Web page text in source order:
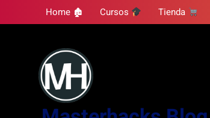
to
Home 🏚 Cursos Tienda